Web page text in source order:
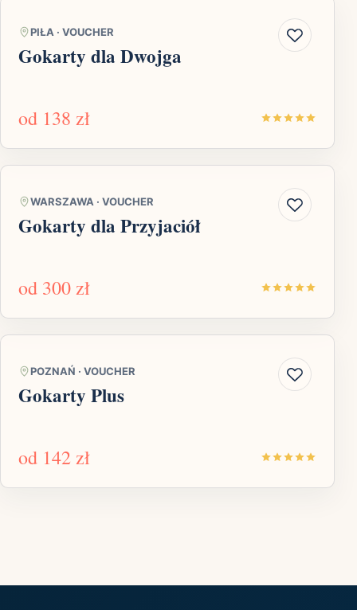
PIŁA · VOUCHER
Gokarty dla Dwojga
od 138 zł
WARSZAWA · VOUCHER
Gokarty dla Przyjaciół
od 300 zł
POZNAŃ · VOUCHER
Gokarty Plus
od 142 zł